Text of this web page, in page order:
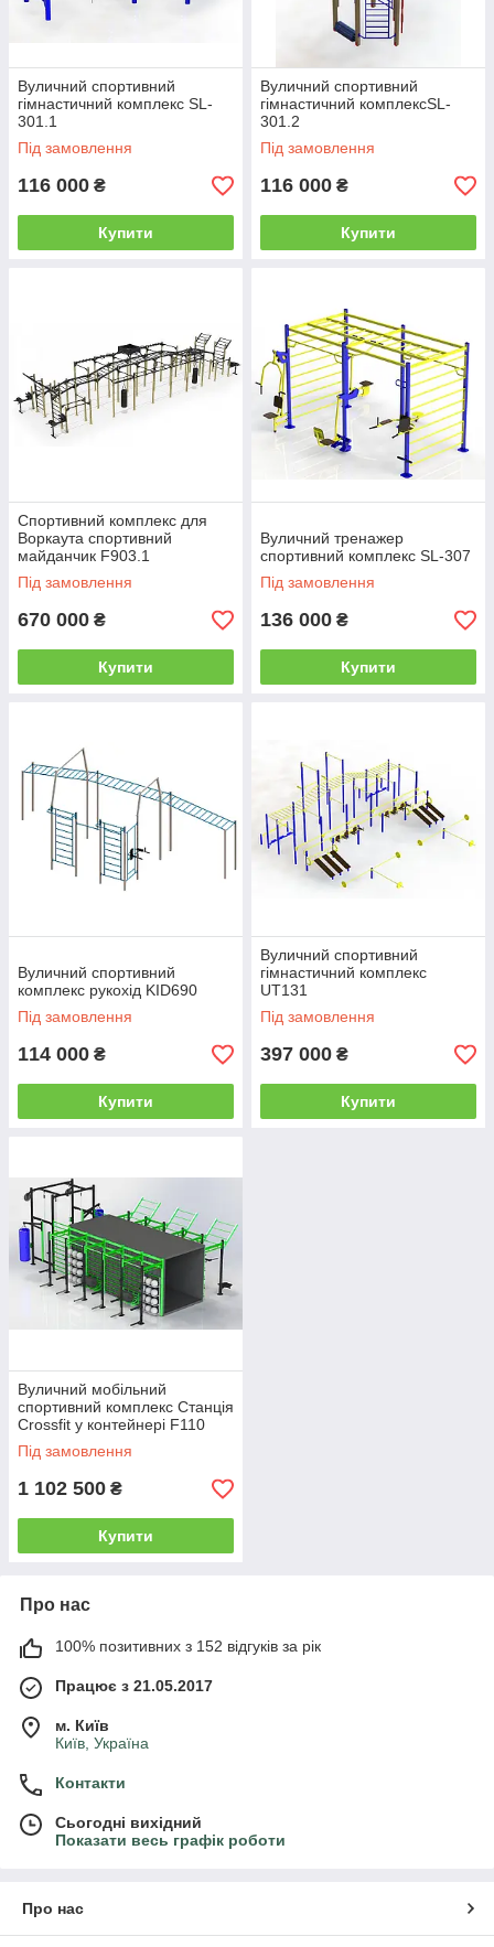
Вуличний спортивний
гімнастичний комплекс SL-
301.1
Під замовлення
116 000 ₴
Купити
Вуличний спортивний
гімнастичний комплексSL-
301.2
Під замовлення
116 000 ₴
Купити
Спортивний комплекс для
Воркаута спортивний
майданчик F903.1
Під замовлення
670 000 ₴
Купити
Вуличний тренажер
спортивний комплекс SL-307
Під замовлення
136 000 ₴
Купити
Вуличний спортивний
комплекс рукохід KID690
Під замовлення
114 000 ₴
Купити
Вуличний спортивний
гімнастичний комплекс
UT131
Під замовлення
397 000 ₴
Купити
Вуличний мобільний
спортивний комплекс Станція
Crossfit у контейнері F110
Під замовлення
1 102 500 ₴
Купити
Про нас
100% позитивних з 152 відгуків за рік
Працює з 21.05.2017
м. Київ
Київ, Україна
Контакти
Сьогодні вихідний
Показати весь графік роботи
Про нас